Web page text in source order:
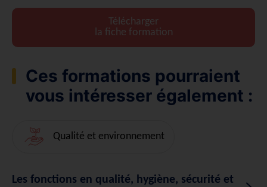
Télécharger
la fiche formation
Ces formations pourraient
vous intéresser également :
Qualité et environnement
Les fonctions en qualité, hygiène, sécurité et